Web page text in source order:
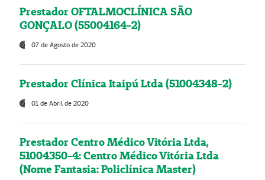
Prestador OFTALMOCLÍNICA SÃO
GONÇALO (55004164-2)
07 de Agosto de 2020
Prestador Clínica Itaipú Ltda (51004348-2)
01 de Abril de 2020
Prestador Centro Médico Vitória Ltda,
51004350-4: Centro Médico Vitória Ltda
(Nome Fantasia: Policlínica Master)